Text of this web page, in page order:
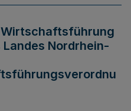
Nordrhein-